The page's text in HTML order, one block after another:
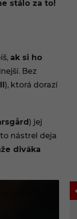
stálo za to!
ak si ho
Bez
), ktorá dorazí
) jej
nástrel deja
diváka